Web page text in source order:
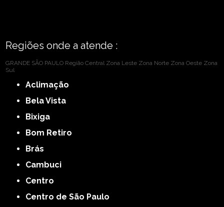
Regiões onde a atende :
GRANDE SÃO PAULO Região Central Zona Leste Zona Norte Zona Oeste Zona
Sul
Aclimação
Bela Vista
Bixiga
Bom Retiro
Brás
Cambuci
Centro
Centro de São Paulo